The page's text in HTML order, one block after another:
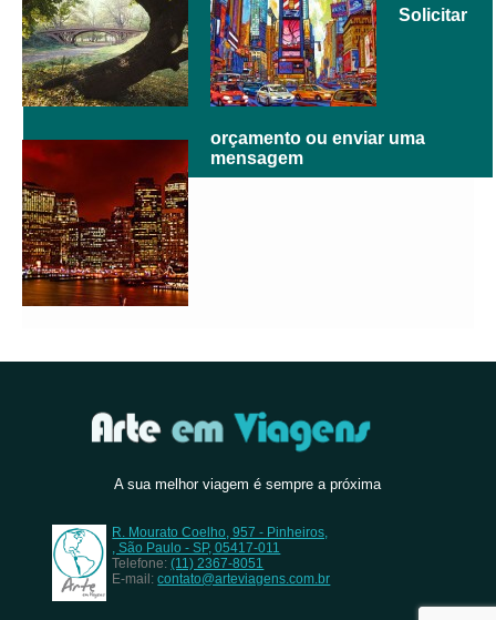
Solicitar
orçamento ou enviar uma
mensagem
A sua melhor viagem é sempre a próxima
R. Mourato Coelho, 957 - Pinheiros,
, São Paulo - SP, 05417-011
Telefone:(11) 2367-8051
E-mail:contato@arteviagens.com.br